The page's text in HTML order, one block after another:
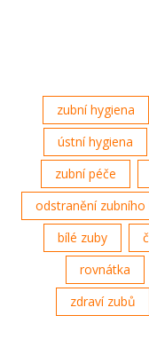
zubní hygiena
ústní hygiena
zubní péče
odstranění zubního
bílé zuby
rovnátka
zdraví zubů